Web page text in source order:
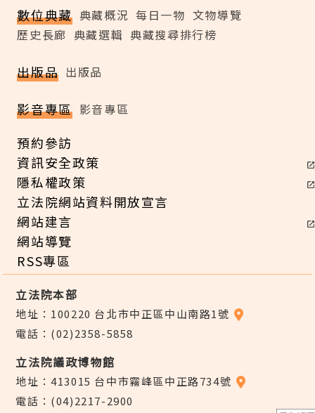
數位典藏 典藏概況 每日一物 文物導覽
歷史長廊 典藏選輯 典藏搜尋排行榜
出版品 出版品
影音專區 影音專區
預約參訪
資訊安全政策
隱私權政策
立法院網站資料開放宣言
網站建言
網站導覽
RSS專區
立法院本部
地址：100220 台北市中正區中山南路1號
電話：(02)2358-5858
立法院議政博物館
地址：413015 台中市霧峰區中正路734號
電話：(04)2217-2900